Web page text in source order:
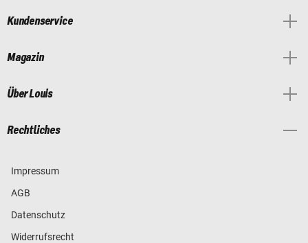
Kundenservice
Magazin
Über Louis
Rechtliches
Impressum
AGB
Datenschutz
Widerrufsrecht